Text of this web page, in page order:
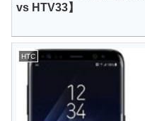
vs HTV33】
HTC